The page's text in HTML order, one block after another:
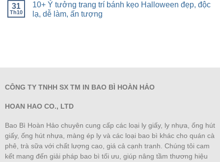
31
Th10
10+ Ý tưởng trang trí bánh kẹo Halloween đẹp, độc
lạ, dễ làm, ấn tượng
CÔNG TY TNHH SX TM IN BAO BÌ HOÀN HẢO
HOAN HAO CO., LTD
Bao Bì Hoàn Hảo chuyên cung cấp các loại ly giấy, ly nhựa, ống hút
giấy, ống hút nhựa, màng ép ly và các loại bao bì khác cho quán cà
phê, trà sữa với chất lượng cao, giá cả cạnh tranh. Chúng tôi cam
kết mang đến giải pháp bao bì tối ưu, giúp nâng tầm thương hiệu